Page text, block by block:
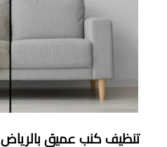
تنظيف كنب عميق بالرياض